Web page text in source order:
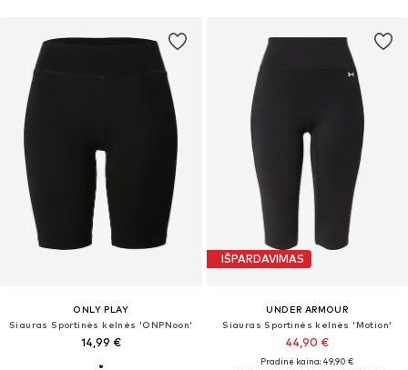
ONLY PLAY
Siauras Sportinės kelnės 'ONPNoon'
14,99 €
IŠPARDAVIMAS
UNDER ARMOUR
Siauras Sportinės kelnės 'Motion'
44,90 €
Pradinė kaina: 49,90 €